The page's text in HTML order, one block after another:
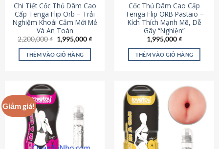
Chi Tiết Cốc Thủ Dâm Cao
Cấp Tenga Flip Orb – Trải
Nghiệm Khoái Cảm Mới Mẻ
Và An Toàn
2,200,000₫ Giá
gốc
là:
2,200,000 ₫.
1,995,000₫Giá
THÊM VÀO GIỎ HÀNG
Cốc Thủ Dâm Cao Cấp
Tenga Flip ORB Pastaio –
Kích Thích Mạnh Mẽ, Dễ
Gây “Nghiện”
1,995,000₫
THÊM VÀO GIỎ HÀNG
Giảm giá!